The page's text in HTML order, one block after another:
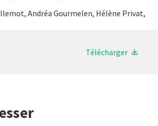
Andréa Gourmelen, Hélène Privat,
Télécharger